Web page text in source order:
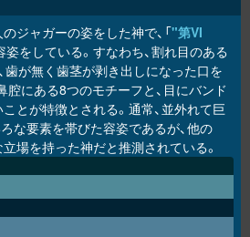
ジャガーの姿をした神で、「"第VI
姿をしている。すなわち、割れ目のある
歯が無く歯茎が剥き出しになった口を
腔にある8つのモチーフと、目にバンド
とが特徴とされる。通常、並外れて巨
な要素を帯びた容姿であるが、他の
場を持った神だと推測されている。